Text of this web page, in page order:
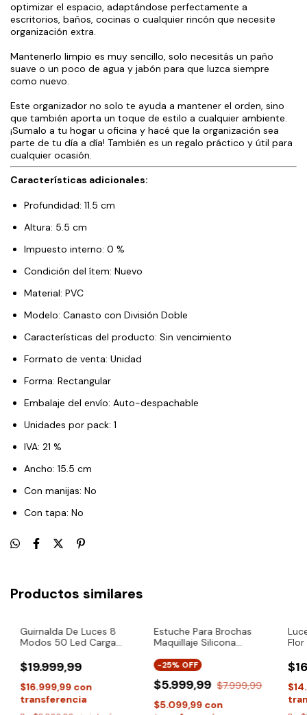
optimizar el espacio, adaptándose perfectamente a
escritorios, baños, cocinas o cualquier rincón que necesite
organización extra.
Mantenerlo limpio es muy sencillo, solo necesitás un paño
suave o un poco de agua y jabón para que luzca siempre
como nuevo.
Este organizador no solo te ayuda a mantener el orden, sino
que también aporta un toque de estilo a cualquier ambiente.
¡Sumalo a tu hogar u oficina y hacé que la organización sea
parte de tu día a día! También es un regalo práctico y útil para
cualquier ocasión.
Características adicionales:
Profundidad: 11.5 cm
Altura: 5.5 cm
Impuesto interno: 0 %
Condición del ítem: Nuevo
Material: PVC
Modelo: Canasto con División Doble
Características del producto: Sin vencimiento
Formato de venta: Unidad
Forma: Rectangular
Embalaje del envío: Auto-despachable
Unidades por pack: 1
IVA: 21 %
Ancho: 15.5 cm
Con manijas: No
Con tapa: No
Productos similares
Guirnalda De Luces 8
Modos 50 Led Carga
$19.999,99
$16.999,99 con
transferencia
Estuche Para Brochas
Maquillaje Silicona
-25% OFF
$5.999,99 $7.999,99
$5.099,99 con